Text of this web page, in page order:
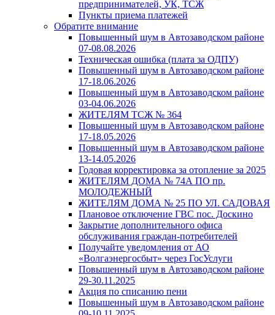
предпринимателей, УК, ТСЖ
Пункты приема платежей
Обратите внимание
Повышенный шум в Автозаводском районе
07-08.08.2026
Техническая ошибка (плата за ОДПУ)
Повышенный шум в Автозаводском районе
17-18.06.2026
Повышенный шум в Автозаводском районе
03-04.06.2026
ЖИТЕЛЯМ ТСЖ № 364
Повышенный шум в Автозаводском районе
17-18.05.2026
Повышенный шум в Автозаводском районе
13-14.05.2026
Годовая корректировка за отопление за 2025
ЖИТЕЛЯМ ДОМА № 74А ПО пр.
МОЛОДЕЖНЫЙ
ЖИТЕЛЯМ ДОМА № 25 ПО УЛ. САДОВАЯ
Плановое отключение ГВС пос. Доскино
Закрытие дополнительного офиса
обслуживания граждан-потребителей
Получайте уведомления от АО
«Волгаэнергосбыт» через ГосУслуги
Повышенный шум в Автозаводском районе
29-30.11.2025
Акция по списанию пени
Повышенный шум в Автозаводском районе